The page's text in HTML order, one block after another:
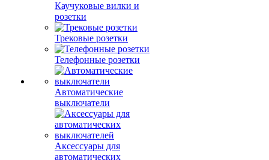
Каучуковые вилки и
розетки
Трековые розетки
Телефонные розетки
Автоматические
выключатели
Аксессуары для
автоматических